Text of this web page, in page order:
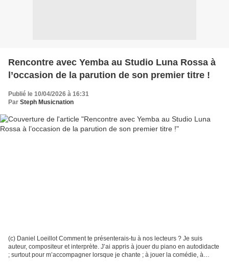
Rencontre avec Yemba au Studio Luna Rossa à
l’occasion de la parution de son premier titre !
Publié le 10/04/2026 à 16:31
Par Steph Musicnation
(c) Daniel Loeillot Comment te présenterais-tu à nos lecteurs ? Je suis
auteur, compositeur et interprète. J’ai appris à jouer du piano en autodidacte
; surtout pour m’accompagner lorsque je chante ; à jouer la comédie, à